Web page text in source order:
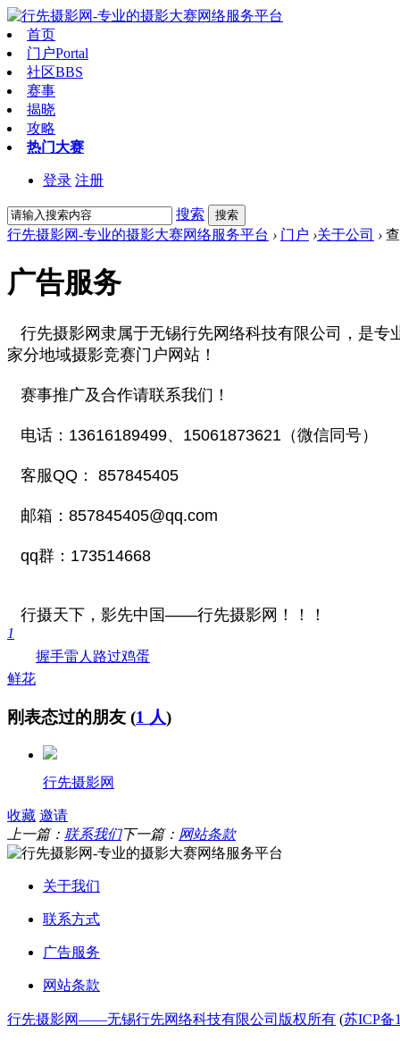
首页
门户Portal
社区BBS
赛事
揭晓
攻略
热门大赛
登录 注册
搜索 搜索
行先摄影网-专业的摄影大赛网络服务平台 › 门户 ›关于公司 ›
广告服务
行先摄影网隶属于无锡行先网络科技有限公司，是专
家分地域摄影竞赛门户网站！
赛事推广及合作请联系我们！
电话：13616189499、15061873621（微信同号）
客服QQ ： 857845405
邮箱： 857845405@qq.com
qq群：173514668
行摄天下，影先中国——行先摄影网！！！
1
鲜花
握手雷人 路过鸡蛋
刚表态过的朋友 (1 人)
行先摄影网
收藏 邀请
上一篇： 联系我们下一篇： 网站条款
关于我们
联系方式
广告服务
网站条款
行先摄影网——无锡行先网络科技有限公司版权所有 (苏ICP备